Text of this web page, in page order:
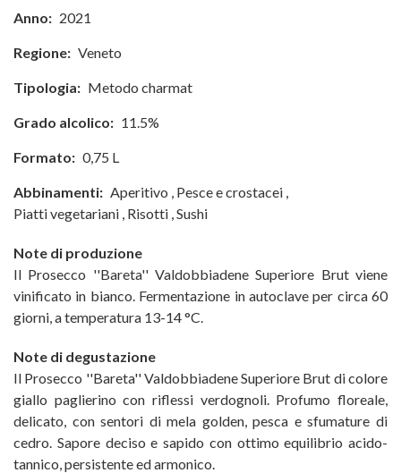
Anno: 2021
Regione: Veneto
Tipologia: Metodo charmat
Grado alcolico: 11.5%
Formato: 0,75 L
Abbinamenti: Aperitivo , Pesce e crostacei ,
Piatti vegetariani , Risotti ,Sushi
Note di produzione
Il Prosecco ''Bareta'' Valdobbiadene Superiore Brut viene
vinificato in bianco. Fermentazione in autoclave per circa 60
giorni, a temperatura 13-14 °C.
Note di degustazione
Il Prosecco ''Bareta'' Valdobbiadene Superiore Brut di colore
giallo paglierino con riflessi verdognoli. Profumo floreale,
delicato, con sentori di mela golden, pesca e sfumature di
cedro. Sapore deciso e sapido con ottimo equilibrio acido-
tannico, persistente ed armonico.